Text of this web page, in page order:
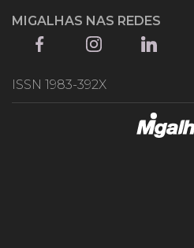
MIGALHAS NAS REDES
ISSN 1983-392X